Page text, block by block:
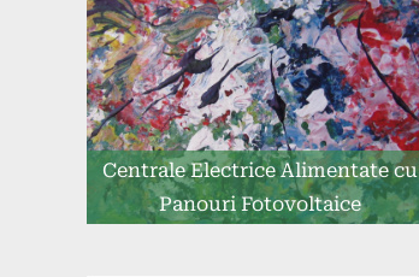
Centrale Electrice Alimentate cu
Panouri Fotovoltaice